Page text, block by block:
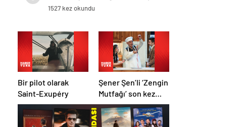
1527 kez okundu
Bir pilot olarak
Saint-Exupéry
Şener Şen’li ‘Zengin
Mutfağı’ son kez
sahnede